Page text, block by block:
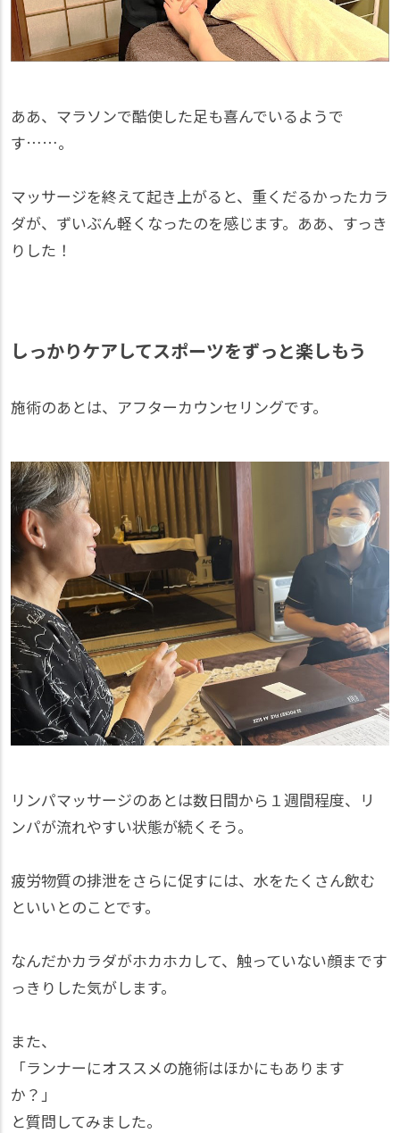
ああ、マラソンで酷使した足も喜んでいるようで
す……。
マッサージを終えて起き上がると、重くだるかったカラ
ダが、ずいぶん軽くなったのを感じます。ああ、すっき
りした！
しっかりケアしてスポーツをずっと楽しもう
施術のあとは、アフターカウンセリングです。
リンパマッサージのあとは数日間から１週間程度、リ
ンパが流れやすい状態が続くそう。
疲労物質の排泄をさらに促すには、水をたくさん飲む
といいとのことです。
なんだかカラダがホカホカして、触っていない顔まです
っきりした気がします。
また、
「ランナーにオススメの施術はほかにもあります
か？」
と質問してみました。